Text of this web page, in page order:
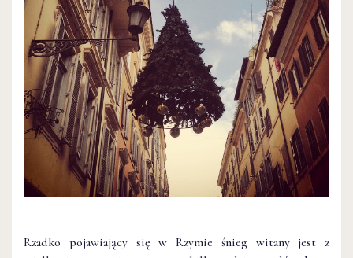
Rzadko pojawiający się w Rzymie śnieg witany jest z